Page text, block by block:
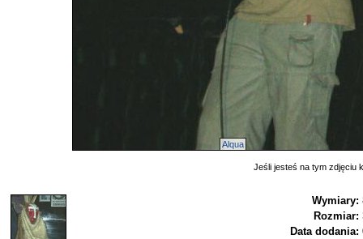
Alqua
Jeśli jesteś na tym zdjęciu
Wymiary:
Rozmiar:
Data dodania: